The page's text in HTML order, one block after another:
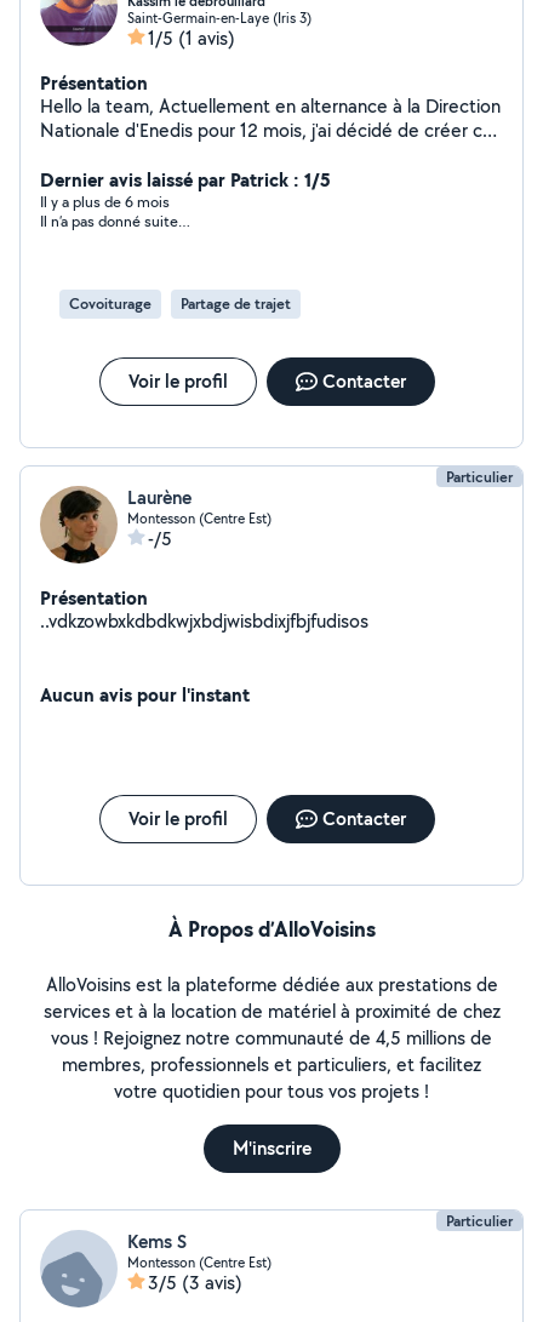
Saint-Germain-en-Laye (Iris 3)
1/5 (1 avis)
Présentation
Hello la team, Actuellement en alternance à la Direction
Nationale d'Enedis pour 12 mois, j'ai décidé de créer ce
services. Je suis dispo pour du covoiturage, le transport
de courses, de colis, ou de marchandises depuis les
magasins, selon vos besoins. N'hésitez pas à me
Dernier avis laissé par Patrick : 1/5
Il y a plus de 6 mois
Il n’a pas donné suite…
Covoiturage Partage de trajet
Voir le profil Contacter
Particulier
Laurène
Montesson (Centre Est)
-/5
Présentation
..vdkzowbxkdbdkwjxbdjwisbdixjfbjfudisos
Aucun avis pour l'instant
Voir le profil Contacter
À Propos d’AlloVoisins
AlloVoisins est la plateforme dédiée aux prestations de
services et à la location de matériel à proximité de chez
vous ! Rejoignez notre communauté de 4,5 millions de
membres, professionnels et particuliers, et facilitez
votre quotidien pour tous vos projets !
M'inscrire
Particulier
Kems S
Montesson (Centre Est)
3/5 (3 avis)